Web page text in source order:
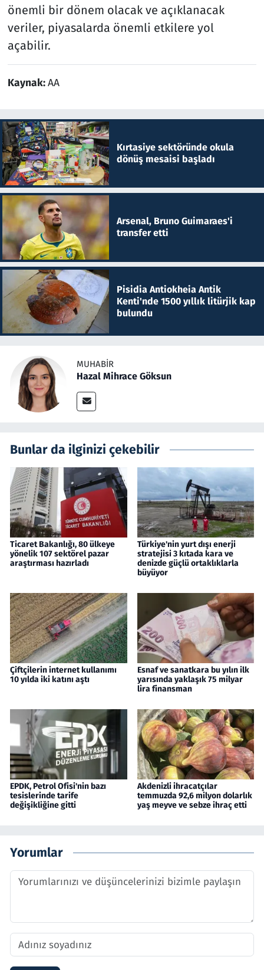
önemli bir dönem olacak ve açıklanacak
veriler, piyasalarda önemli etkilere yol
açabilir.
Kaynak:AA
Kırtasiye sektöründe okula
dönüş mesaisi başladı
Arsenal, Bruno Guimaraes'i
transfer etti
Pisidia Antiokheia Antik
Kenti'nde 1500 yıllık litürjik kap
bulundu
MUHABIR
Hazal Mihrace Göksun
Bunlar da ilginizi çekebilir
Ticaret Bakanlığı, 80 ülkeye
yönelik 107 sektörel pazar
araştırması hazırladı
Türkiye'nin yurt dışı enerji
stratejisi 3 kıtada kara ve
denizde güçlü ortaklıklarla
büyüyor
Çiftçilerin internet kullanımı
10 yılda iki katını aştı
Esnaf ve sanatkara bu yılın ilk
yarısında yaklaşık 75 milyar
lira finansman
EPDK, Petrol Ofisi'nin bazı
tesislerinde tarife
değişikliğine gitti
Akdenizli ihracatçılar
temmuzda 92,6 milyon dolarlık
yaş meyve ve sebze ihraç etti
Yorumlar